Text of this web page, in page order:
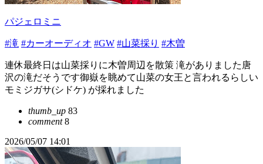
パジェロミニ
#滝 #カーオーディオ #GW #山菜採り #木曽
連休最終日は山菜採りに木曽周辺を散策 滝がありました唐
沢の滝だそうです御嶽を眺めて山菜の女王と言われるらしい
モミジガサ(シドケ) が採れました
thumb_up 83
comment8
2026/05/07 14:01